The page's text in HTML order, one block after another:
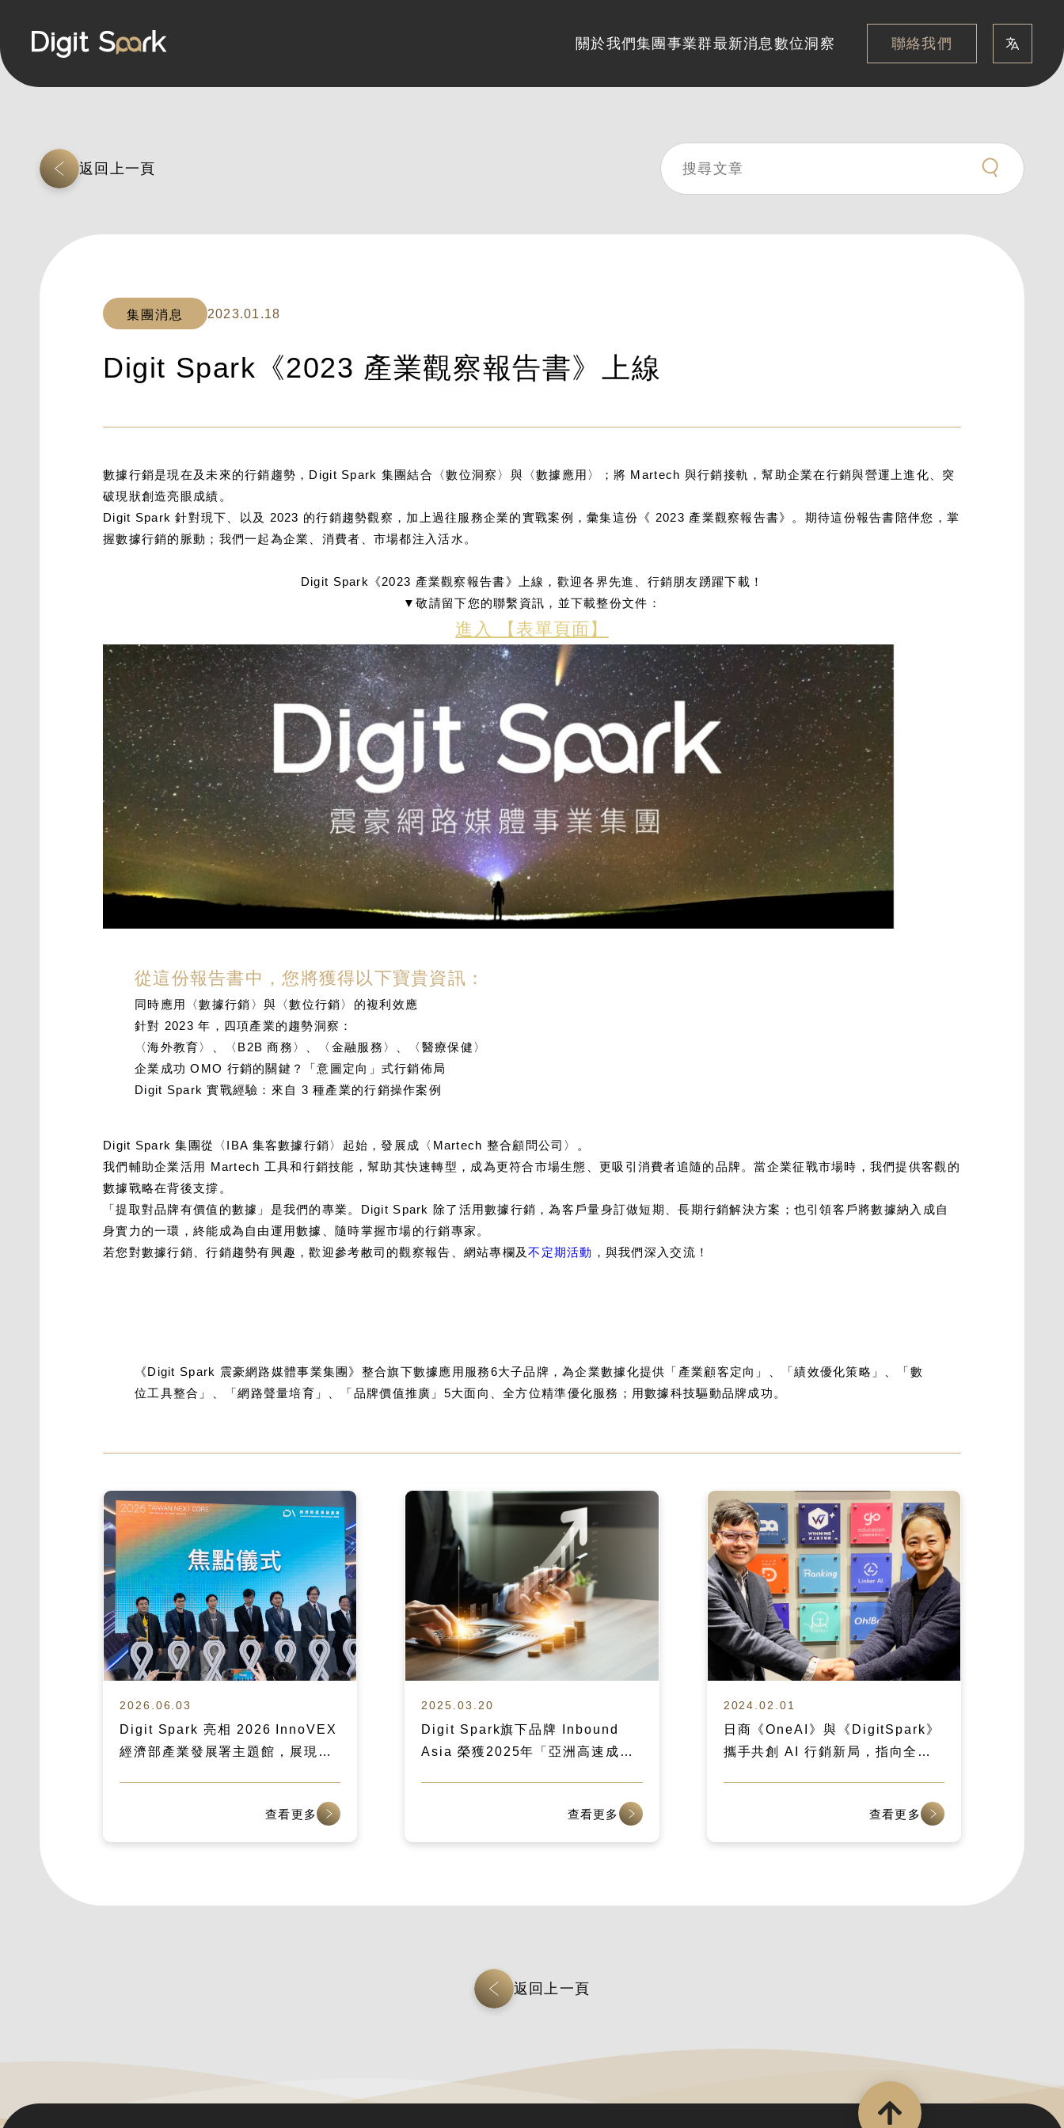
關於我們集團事業群最新消息數位洞察 聯絡我們
返回上一頁
集團消息 2023.01.18
Digit Spark《2023 產業觀察報告書》上線
數據行銷是現在及未來的行銷趨勢，Digit Spark 集團結合〈數位洞察〉與〈數據應用〉；將 Martech 與行銷接軌，幫助企業在行銷與營運上進化、突
破現狀創造亮眼成績。
Digit Spark 針對現下、以及 2023 的行銷趨勢觀察，加上過往服務企業的實戰案例，彙集這份《 2023 產業觀察報告書》。期待這份報告書陪伴您，掌
握數據行銷的脈動；我們一起為企業、消費者、市場都注入活水。
Digit Spark《2023 產業觀察報告書》上線，歡迎各界先進、行銷朋友踴躍下載！
▼敬請留下您的聯繫資訊，並下載整份文件：
進入 【表單頁面】
從這份報告書中，您將獲得以下寶貴資訊：
同時應用〈數據行銷〉與〈數位行銷〉的複利效應
針對 2023 年，四項產業的趨勢洞察：
〈海外教育〉、〈B2B 商務〉、〈金融服務〉、〈醫療保健〉
企業成功 OMO 行銷的關鍵？「意圖定向」式行銷佈局
Digit Spark 實戰經驗：來自 3 種產業的行銷操作案例
Digit Spark 集團從〈IBA 集客數據行銷〉起始，發展成〈Martech 整合顧問公司〉。
我們輔助企業活用 Martech 工具和行銷技能，幫助其快速轉型，成為更符合市場生態、更吸引消費者追隨的品牌。當企業征戰市場時，我們提供客觀的
數據戰略在背後支撐。
「提取對品牌有價值的數據」是我們的專業。Digit Spark 除了活用數據行銷，為客戶量身訂做短期、長期行銷解決方案；也引領客戶將數據納入成自
身實力的一環，終能成為自由運用數據、隨時掌握市場的行銷專家。
若您對數據行銷、行銷趨勢有興趣，歡迎參考敝司的觀察報告、網站專欄及不定期活動 ，與我們深入交流！
《Digit Spark 震豪網路媒體事業集團》整合旗下數據應用服務6大子品牌，為企業數據化提供「產業顧客定向」、「績效優化策略」、「數
位工具整合」、「網路聲量培育」、「品牌價值推廣」5大面向、全方位精準優化服務；用數據科技驅動品牌成功。
2026.06.03
Digit Spark 亮相 2026 InnoVEX
經濟部產業發展署主題館，展現寵
查看更多
2025.03.20
Digit Spark旗下品牌 Inbound
Asia 榮獲2025年「亞洲高速成長
查看更多
2024.02.01
日商《OneAI》與《DigitSpark》
攜手共創 AI 行銷新局，指向全球
查看更多
返回上一頁